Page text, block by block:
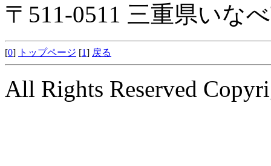
〒511-0511 三重県いな
[0] トップページ [1] 戻る
All Rights Reserved